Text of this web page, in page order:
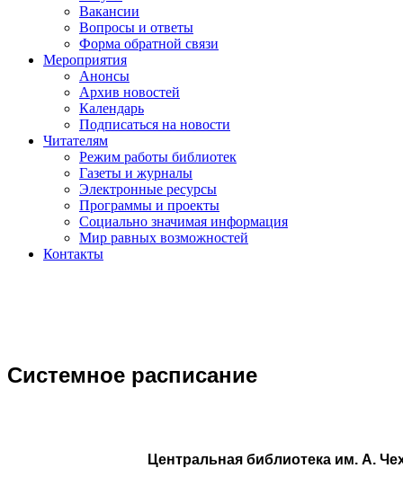
Вакансии
Вопросы и ответы
Форма обратной связи
Мероприятия
Анонсы
Архив новостей
Календарь
Подписаться на новости
Читателям
Режим работы библиотек
Газеты и журналы
Электронные ресурсы
Программы и проекты
Социально значимая информация
Мир равных возможностей
Контакты
Системное расписание
Центральная библиотека им. А.